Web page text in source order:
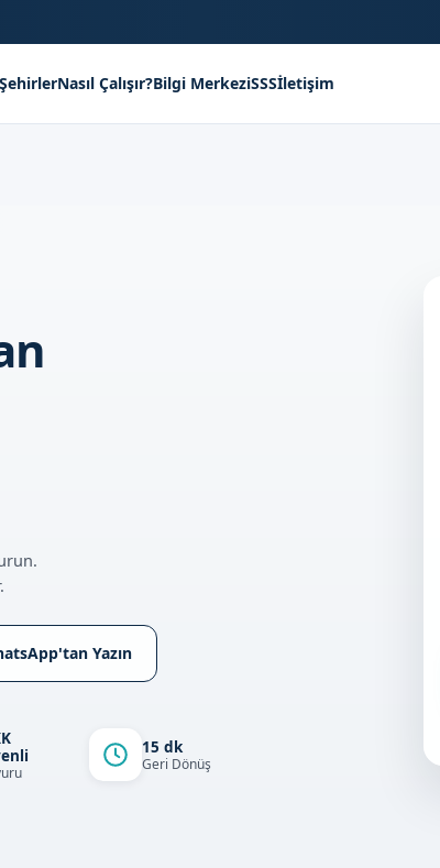
ŞehirlerNasıl Çalışır?Bilgi MerkeziSSSİletişim
Yazın
15 dk
Geri Dönüş